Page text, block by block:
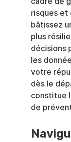
risques et
bâtissez
plus
décisions
les
votre
dès le
constitue
de